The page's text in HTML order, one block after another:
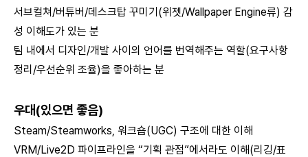
서브컬쳐/버튜버/데스크탑 꾸미기(위젯/Wallpaper Engine류) 감
성 이해도가 있는 분
팀 내에서 디자인/개발 사이의 언어를 번역해주는 역할(요구사항
정리/우선순위 조율)을 좋아하는 분
우대(있으면 좋음)
Steam/Steamworks, 워크숍(UGC) 구조에 대한 이해
VRM/Live2D 파이프라인을 “기획 관점”에서라도 이해(리깅/표